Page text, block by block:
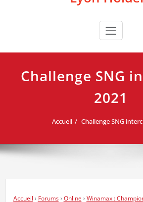
Challenge SNG
2021
Accueil Challenge SNG
Accueil › Forums › Online › Winamax :